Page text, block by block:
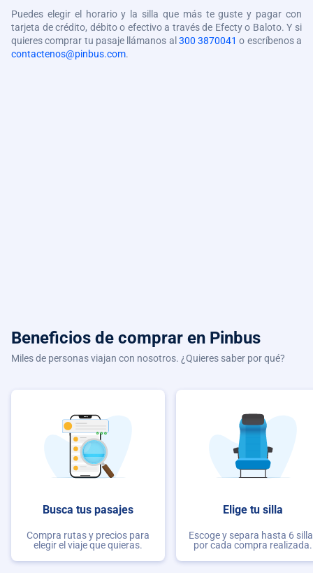
Puedes elegir el horario y la silla que más te guste y pagar con
tarjeta de crédito, débito o efectivo a través de Efecty o Baloto. Y si
quieres comprar tu pasaje llámanos al 300 3870041 o escríbenos a
contactenos@pinbus.com.
Beneficios de comprar en Pinbus
Miles de personas viajan con nosotros. ¿Quieres saber por qué?
Busca tus pasajes
Compra rutas y precios para
elegir el viaje que quieras.
Elige tu silla
Escoge y separa hasta 6
por cada compra realizada.